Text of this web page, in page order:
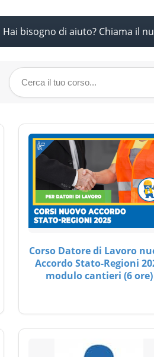
Hai bisogno di aiuto? Chiama il
Corso Datore di Lavoro
Accordo Stato-Regioni
modulo cantieri (6 ore)